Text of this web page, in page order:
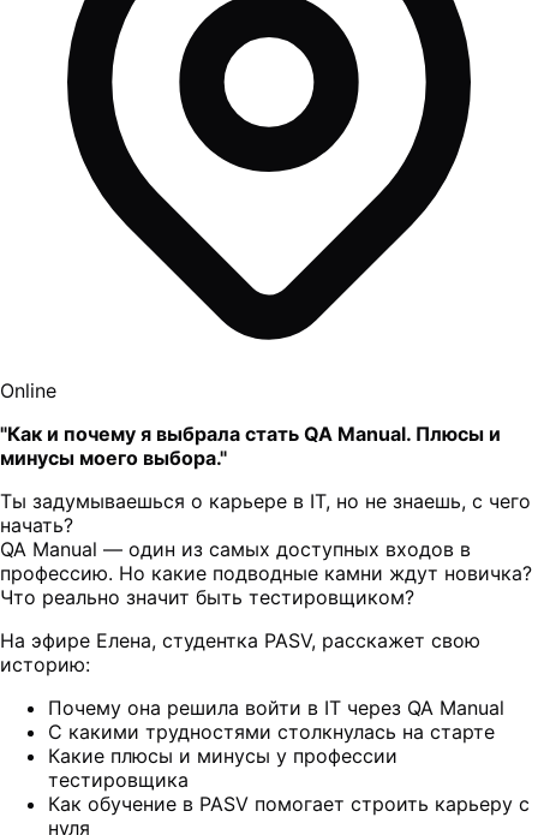
Online
"Как и почему я выбрала стать QA Manual. Плюсы и
минусы моего выбора."
Ты задумываешься о карьере в IT, но не знаешь, с чего
начать?
QA Manual — один из самых доступных входов в
профессию. Но какие подводные камни ждут новичка?
Что реально значит быть тестировщиком?
На эфире Елена, студентка PASV, расскажет свою
историю:
Почему она решила войти в IT через QA Manual
С какими трудностями столкнулась на старте
Какие плюсы и минусы у профессии
тестировщика
Как обучение в PASV помогает строить карьеру с
нуля